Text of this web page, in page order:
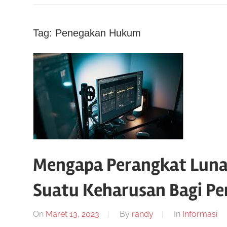
Informasi
Konferensi
Dunia
Mobile
Forensik
Membahas
Informasi
Konferensi
Dunia
Mobile
Forensik
Tag: Penegakan Hukum
Mengapa Perangkat
Suatu Keharusan Bagi
On Maret 13, 2023 By randy In Informasi